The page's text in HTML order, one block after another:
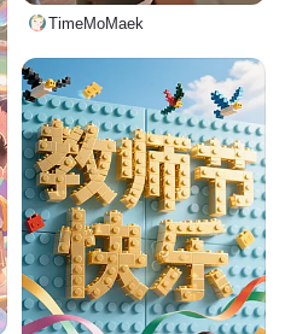
TimeMoMaek